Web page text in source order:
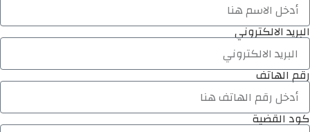
البريد الالكتروني
رقم الهاتف
كود القضية